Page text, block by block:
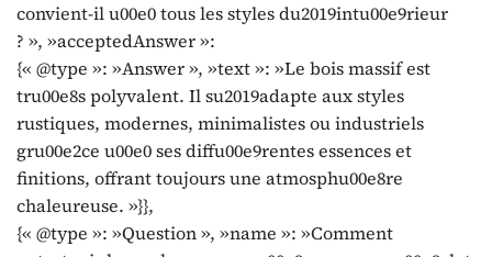
convient-il u00e0 tous les styles du2019intu00e9rieur
? », »acceptedAnswer »:
{« @type »: »Answer », »text »: »Le bois massif est
tru00e8s polyvalent. Il su2019adapte aux styles
rustiques, modernes, minimalistes ou industriels
gru00e2ce u00e0 ses diffu00e9rentes essences et
finitions, offrant toujours une atmosphu00e8re
chaleureuse. »}},
{« @type »: »Question », »name »: »Comment